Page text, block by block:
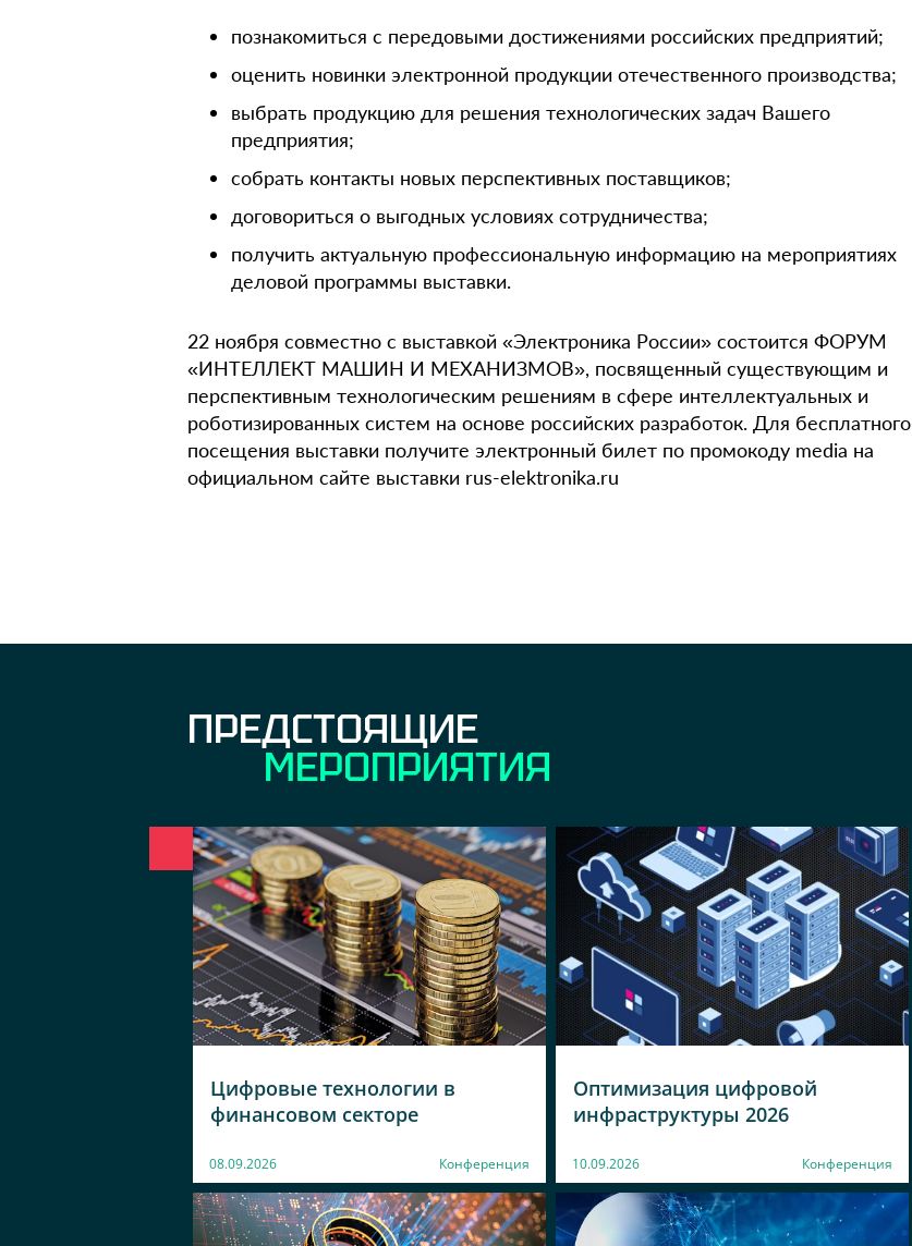
познакомиться с передовыми достижениями российских предприятий;
оценить новинки электронной продукции отечественного производства;
выбрать продукцию для решения технологических задач Вашего
предприятия;
собрать контакты новых перспективных поставщиков;
договориться о выгодных условиях сотрудничества;
получить актуальную профессиональную информацию на мероприятиях
деловой программы выставки.
22 ноября совместно с выставкой «Электроника России» состоится ФОРУМ
«ИНТЕЛЛЕКТ МАШИН И МЕХАНИЗМОВ», посвященный существующим и
перспективным технологическим решениям в сфере интеллектуальных и
роботизированных систем на основе российских разработок. Для бесплатного
посещения выставки получите электронный билет по промокоду media на
официальном сайте выставки rus-elektronika.ru
ПРЕДСТОЯЩИЕ
МЕРОПРИЯТИЯ
Цифровые технологии в
финансовом секторе
08.09.2026 Конференция
Оптимизация цифровой
инфраструктуры 2026
10.09.2026 Конференция